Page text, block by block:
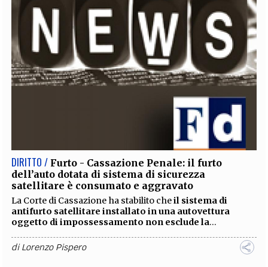
DIRITTO / Furto - Cassazione Penale: il furto
dell’auto dotata di sistema di sicurezza
satellitare è consumato e aggravato
La Corte di Cassazione ha stabilito cheil sistema di
antifurto satellitare installato in una autovettura
oggetto di impossessamento non esclude la...
diLorenzo Pispero